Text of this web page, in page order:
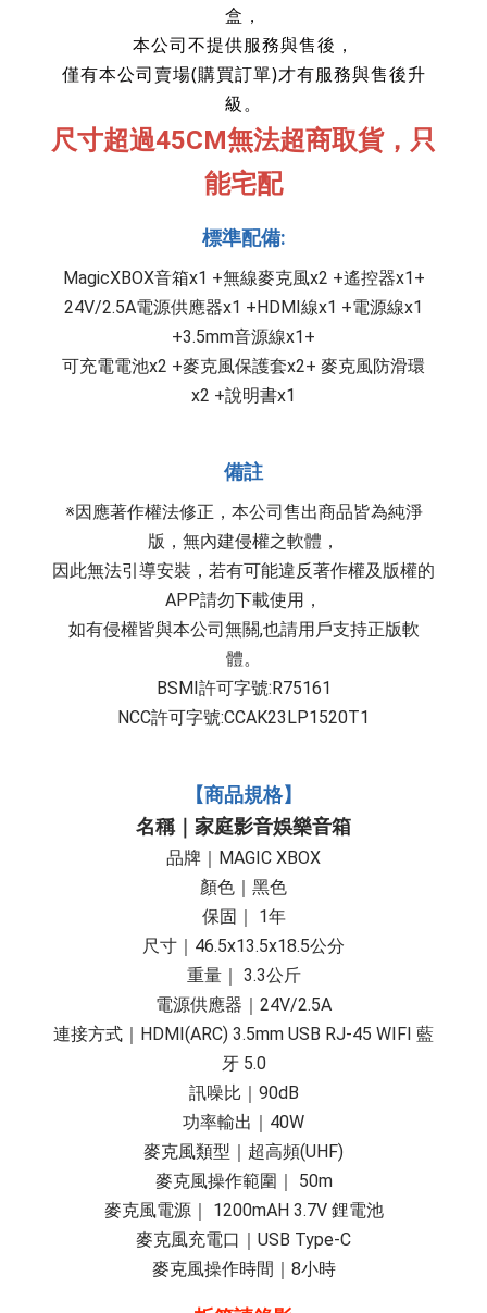
盒，
本公司不提供服務與售後，
僅有本公司賣場(購買訂單)才有服務與售後升
級。
尺寸超過45CM無法超商取貨，只
能宅配
標準配備:
MagicXBOX音箱x1 +無線麥克風x2 +遙控器x1+
24V/2.5A電源供應器x1 +HDMI線x1 +電源線x1
+3.5mm音源線x1+
可充電電池x2 +麥克風保護套x2+ 麥克風防滑環
x2 +說明書x1
備註
※因應著作權法修正，本公司售出商品皆為純淨
版，無內建侵權之軟體，
因此無法引導安裝，若有可能違反著作權及版權的
APP請勿下載使用，
如有侵權皆與本公司無關,也請用戶支持正版軟
體。
BSMI許可字號:R75161
NCC許可字號:CCAK23LP1520T1
【商品規格】
名稱｜家庭影音娛樂音箱
品牌｜MAGIC XBOX
顏色｜黑色
保固｜ 1年
尺寸｜46.5x13.5x18.5公分
重量｜ 3.3公斤
電源供應器｜24V/2.5A
連接方式｜HDMI(ARC) 3.5mm USB RJ-45 WIFI 藍
牙 5.0
訊噪比｜90dB
功率輸出｜40W
麥克風類型｜超高頻(UHF)
麥克風操作範圍｜ 50m
麥克風電源｜ 1200mAH 3.7V 鋰電池
麥克風充電口｜USB Type-C
麥克風操作時間｜8小時